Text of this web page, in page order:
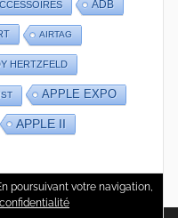
ADB
AIRTAG
HERTZFELD
APPLE EXPO
APPLE II
poursuivant votre navigation,